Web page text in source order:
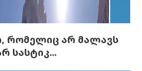
რომელიც არ მალავს
სასტიკ...